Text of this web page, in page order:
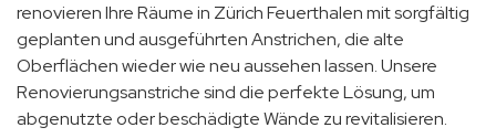
renovieren Ihre Räume in Zürich Feuerthalen mit sorgfältig
geplanten und ausgeführten Anstrichen, die alte
Oberflächen wieder wie neu aussehen lassen. Unsere
Renovierungsanstriche sind die perfekte Lösung, um
abgenutzte oder beschädigte Wände zu revitalisieren.